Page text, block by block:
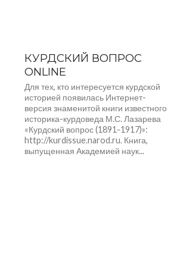
КУРДСКИЙ ВОПРОС
ONLINE
Для тех, кто интересуется курдской
историей появилась Интернет-
версия знаменитой книги известного
историка-курдоведа М.С. Лазарева
«Курдский вопрос (1891-1917)»:
http://kurdissue.narod.ru. Книга,
выпущенная Академией наук...